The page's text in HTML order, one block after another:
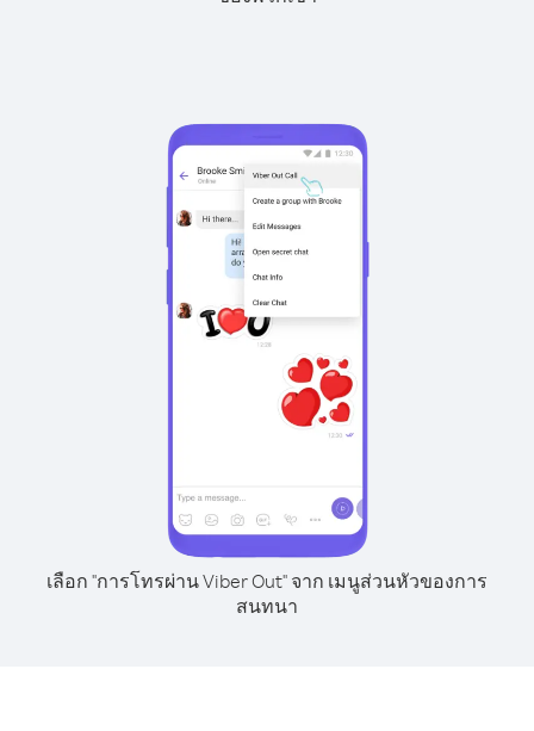
เลือก "การโทรผ่าน Viber Out" จาก เมนูส่วนหัวของการ
สนทนา